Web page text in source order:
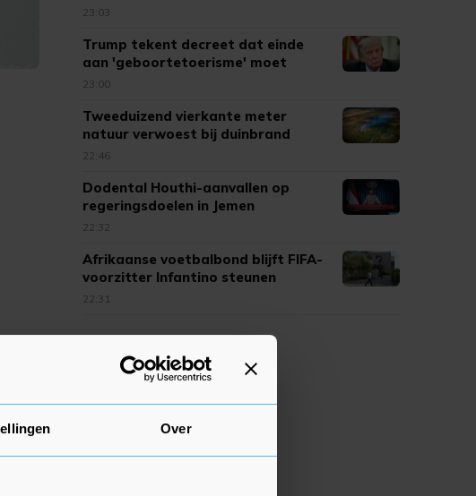
Over
23:03
Trump tekent decreet dat einde
aan 'geboortetoerisme' moet
maken
23:00
Tweeduizend vierkante meter
natuur verwoest bij duinbrand
Ouddorp
22:46
Dodental Houthi-aanvallen op
regeringsdoelen in Jemen
opgelopen
22:32
Afrikaanse voetbalbond blijft FIFA-
voorzitter Infantino steunen
22:31